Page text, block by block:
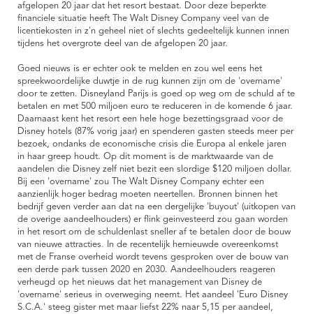
afgelopen 20 jaar dat het resort bestaat. Door deze beperkte
financiele situatie heeft The Walt Disney Company veel van de
licentiekosten in z'n geheel niet of slechts gedeeltelijk kunnen innen
tijdens het overgrote deel van de afgelopen 20 jaar.
Goed nieuws is er echter ook te melden en zou wel eens het
spreekwoordelijke duwtje in de rug kunnen zijn om de 'overname'
door te zetten. Disneyland Parijs is goed op weg om de schuld af te
betalen en met 500 miljoen euro te reduceren in de komende 6 jaar.
Daarnaast kent het resort een hele hoge bezettingsgraad voor de
Disney hotels (87% vorig jaar) en spenderen gasten steeds meer per
bezoek, ondanks de economische crisis die Europa al enkele jaren
in haar greep houdt. Op dit moment is de marktwaarde van de
aandelen die Disney zelf niet bezit een slordige $120 miljoen dollar.
Bij een 'overname' zou The Walt Disney Company echter een
aanzienlijk hoger bedrag moeten neertellen. Bronnen binnen het
bedrijf geven verder aan dat na een dergelijke 'buyout' (uitkopen van
de overige aandeelhouders) er flink geinvesteerd zou gaan worden
in het resort om de schuldenlast sneller af te betalen door de bouw
van nieuwe attracties. In de recentelijk hernieuwde overeenkomst
met de Franse overheid wordt tevens gesproken over de bouw van
een derde park tussen 2020 en 2030. Aandeelhouders reageren
verheugd op het nieuws dat het management van Disney de
'overname' serieus in overweging neemt. Het aandeel 'Euro Disney
S.C.A.' steeg gister met maar liefst 22% naar 5,15 per aandeel,